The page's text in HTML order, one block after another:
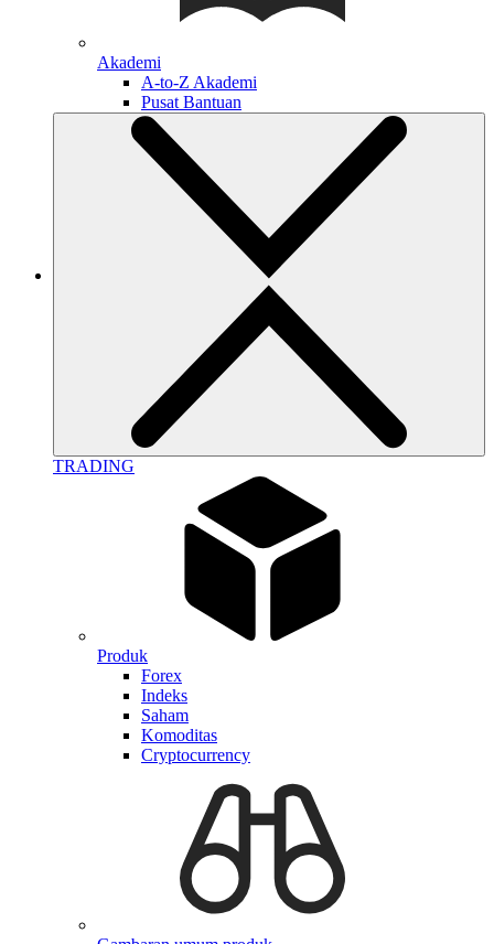
Akademi
A-to-Z Akademi
Pusat Bantuan
TRADING
Produk
Forex
Indeks
Saham
Komoditas
Cryptocurrency